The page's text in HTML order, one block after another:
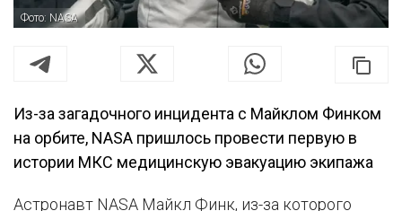
Фото: NASA
Из-за загадочного инцидента с Майклом Финком
на орбите, NASA пришлось провести первую в
истории МКС медицинскую эвакуацию экипажа
Астронавт NASA Майкл Финк, из-за которого